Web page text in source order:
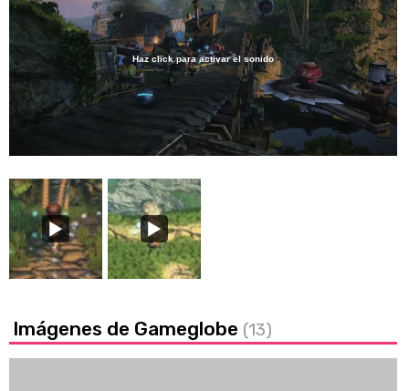
Loaded
61.33%
Haz click para activar el sonido
Imágenes de Gameglobe (13)